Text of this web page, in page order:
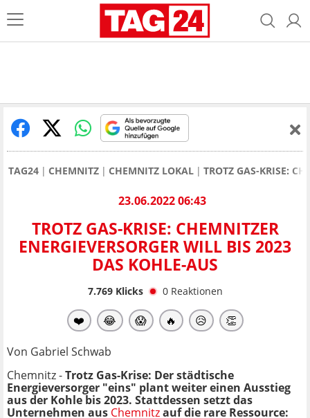
TAG24 CHEMNITZ CHEMNITZ LOKAL TROTZ GAS-KRISE:
23.06.2022 06:43
TROTZ GAS-KRISE: CHEMNITZER
ENERGIEVERSORGER WILL BIS 2023
DAS KOHLE-AUS
7.769Klicks 0 Reaktionen
❤️ 😂 😱 🔥 😥 👏
Von Gabriel Schwab
Chemnitz -Trotz Gas-Krise: Der städtische
Energieversorger "eins" plant weiter einen Ausstieg
aus der Kohle bis 2023. Stattdessen setzt das
Unternehmen aus Chemnitzauf die rare Ressource: